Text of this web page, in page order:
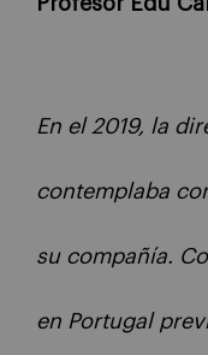
En el 2019, la
contemplaba
su compañía.
en Portugal